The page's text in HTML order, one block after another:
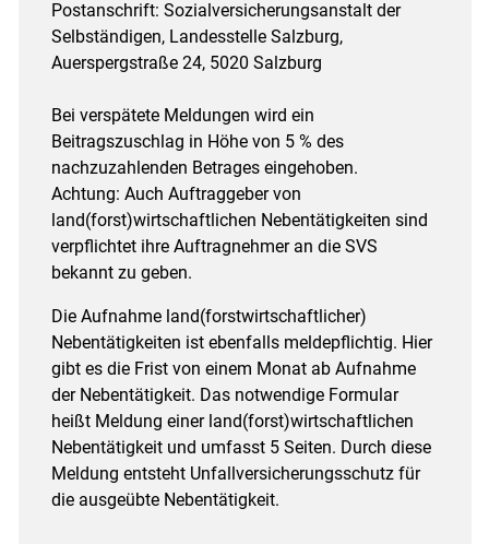
Postanschrift: Sozialversicherungsanstalt der
Selbständigen, Landesstelle Salzburg,
Auerspergstraße 24, 5020 Salzburg
Bei verspätete Meldungen wird ein
Beitragszuschlag in Höhe von 5 % des
nachzuzahlenden Betrages eingehoben.
Achtung: Auch Auftraggeber von
land(forst)wirtschaftlichen Nebentätigkeiten sind
verpflichtet ihre Auftragnehmer an die SVS
bekannt zu geben.
Die Aufnahme land(forstwirtschaftlicher)
Nebentätigkeiten ist ebenfalls meldepflichtig. Hier
gibt es die Frist von einem Monat ab Aufnahme
der Nebentätigkeit. Das notwendige Formular
heißt Meldung einer land(forst)wirtschaftlichen
Nebentätigkeit und umfasst 5 Seiten. Durch diese
Meldung entsteht Unfallversicherungsschutz für
die ausgeübte Nebentätigkeit.